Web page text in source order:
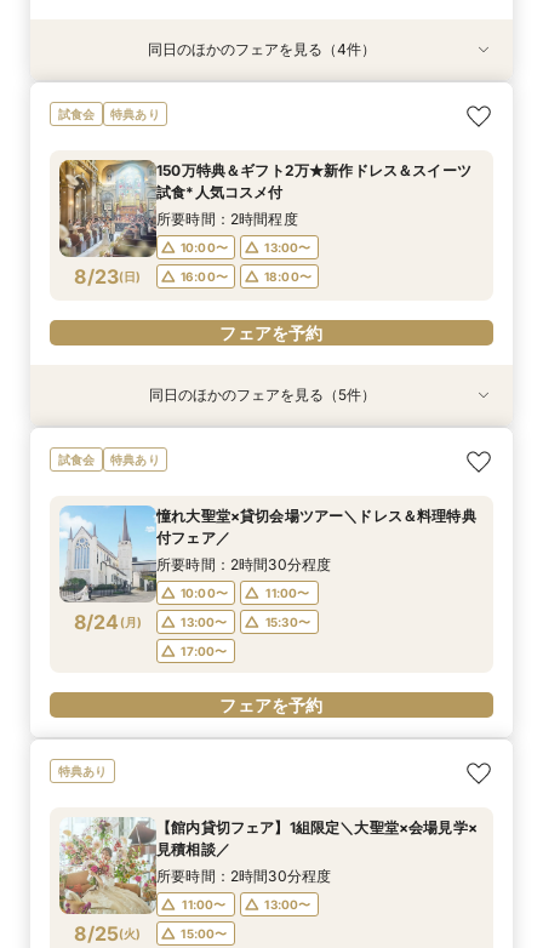
衣装試着 特典あり
8/22(土)
【1日1組貸切で叶える】贅沢W体感フェア*180
万優待
10:00〜
13:00〜
16:00〜
18:00〜
フェアを予約
特典あり
8/22(土)
【記念写真プレゼント】上質デザイナーズ空間×
大聖堂見学会
10:00〜
13:00〜
16:00〜
18:00〜
フェアを予約
特典あり
8/22(土)
【人前式or和婚検討】神殿×2会場見学◆館内ま
るわかりフェア
10:00〜
13:00〜
16:00〜
18:00〜
フェアを予約
特典あり
8/22(土)
予算重視*当館最大150万特典◆選べるギフト×安
心見積相談
10:00〜
13:00〜
16:00〜
18:00〜
フェアを予約
同日のほかのフェアを見る（4件）
試食会 特典あり
8/23(日)
150万特典＆ギフト2万★新作ドレス＆スイーツ
試食*人気コスメ付
所要時間：2時間程度
10:00〜
13:00〜
16:00〜
18:00〜
フェアを予約
衣装試着 特典あり
8/23 日)
【1日1組貸切で叶える】贅沢W体感フェア*180
万優待
10:00〜
16:00〜
18:00〜
フェアを予約
特典あり
8/23 日)
【記念写真プレゼント】上質デザイナーズ空間×
大聖堂見学会
10:00〜
16:00〜
18:00〜
フェアを予約
特典あり
8/23 日)
【人前式or和婚検討】神殿×2会場見学◆館内ま
るわかりフェア
10:00〜
16:00〜
18:00〜
フェアを予約
特典あり
8/23 日)
予算重視*当館最大150万特典◆選べるギフト×安
心見積相談
10:00〜
16:00〜
18:00〜
フェアを予約
衣装試着 特典あり
8/23 日)
【ドレス試着フェア】憧れ衣裳×大聖堂見学＼ド
レス特典付／
10:00〜
16:00〜
18:00〜
フェアを予約
同日のほかのフェアを見る（5件）
試食会 特典あり
8/24 (月)
憧れ大聖堂×貸切会場ツアー＼ドレス＆料理特典
付フェア／
所要時間：2時間30分程度
10:00〜
11:00〜
13:00〜
15:30〜
17:00〜
フェアを予約
特典あり
8/25(火)
【館内貸切フェア】1組限定＼大聖堂×会場見学×
見積相談／
所要時間：2時間30分程度
11:00〜
13:00〜
15:00〜